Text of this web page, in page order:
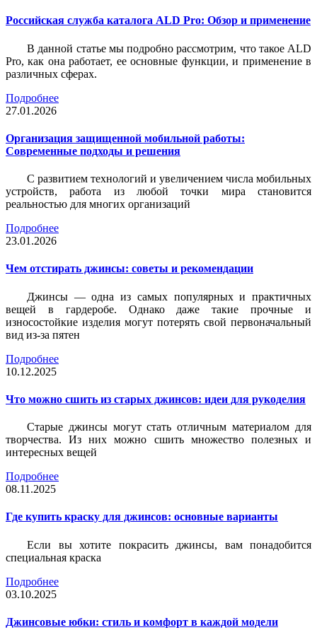
Российская служба каталога ALD Pro: Обзор и применение
В данной статье мы подробно рассмотрим, что такое ALD
Pro, как она работает, ее основные функции, и применение в
различных сферах.
Подробнее
27.01.2026
Организация защищенной мобильной работы:
Современные подходы и решения
С развитием технологий и увеличением числа мобильных
устройств, работа из любой точки мира становится
реальностью для многих организаций
Подробнее
23.01.2026
Чем отстирать джинсы: советы и рекомендации
Джинсы — одна из самых популярных и практичных
вещей в гардеробе. Однако даже такие прочные и
износостойкие изделия могут потерять свой первоначальный
вид из-за пятен
Подробнее
10.12.2025
Что можно сшить из старых джинсов: идеи для рукоделия
Старые джинсы могут стать отличным материалом для
творчества. Из них можно сшить множество полезных и
интересных вещей
Подробнее
08.11.2025
Где купить краску для джинсов: основные варианты
Если вы хотите покрасить джинсы, вам понадобится
специальная краска
Подробнее
03.10.2025
Джинсовые юбки: стиль и комфорт в каждой модели